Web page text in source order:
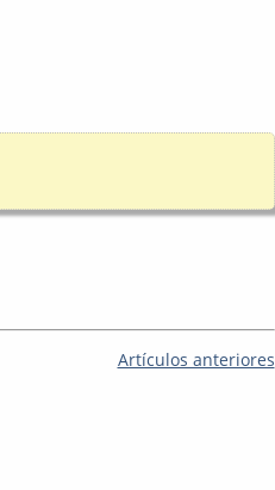
Artículos anteriores